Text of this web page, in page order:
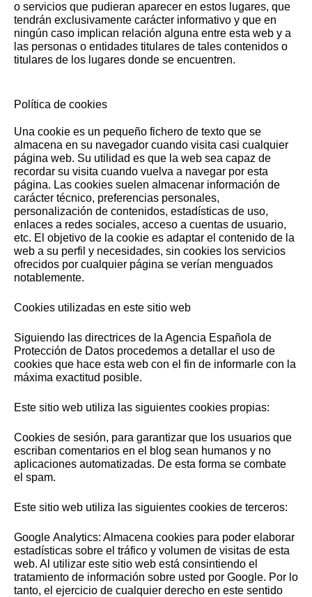
o servicios que pudieran aparecer en estos lugares, que
tendrán exclusivamente carácter informativo y que en
ningún caso implican relación alguna entre esta web y a
las personas o entidades titulares de tales contenidos o
titulares de los lugares donde se encuentren.
Política de cookies
Una cookie es un pequeño fichero de texto que se
almacena en su navegador cuando visita casi cualquier
página web. Su utilidad es que la web sea capaz de
recordar su visita cuando vuelva a navegar por esta
página. Las cookies suelen almacenar información de
carácter técnico, preferencias personales,
personalización de contenidos, estadísticas de uso,
enlaces a redes sociales, acceso a cuentas de usuario,
etc. El objetivo de la cookie es adaptar el contenido de la
web a su perfil y necesidades, sin cookies los servicios
ofrecidos por cualquier página se verían menguados
notablemente.
Cookies utilizadas en este sitio web
Siguiendo las directrices de la Agencia Española de
Protección de Datos procedemos a detallar el uso de
cookies que hace esta web con el fin de informarle con la
máxima exactitud posible.
Este sitio web utiliza las siguientes cookies propias:
Cookies de sesión, para garantizar que los usuarios que
escriban comentarios en el blog sean humanos y no
aplicaciones automatizadas. De esta forma se combate
el spam.
Este sitio web utiliza las siguientes cookies de terceros:
Google Analytics: Almacena cookies para poder elaborar
estadísticas sobre el tráfico y volumen de visitas de esta
web. Al utilizar este sitio web está consintiendo el
tratamiento de información sobre usted por Google. Por lo
tanto, el ejercicio de cualquier derecho en este sentido